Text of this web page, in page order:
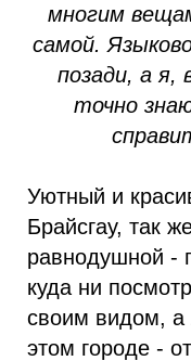
многим
самой.
позади, а я,
точно
Уютный и
Брайсгау, так
равнодушной -
куда ни
своим видом,
этом городе -